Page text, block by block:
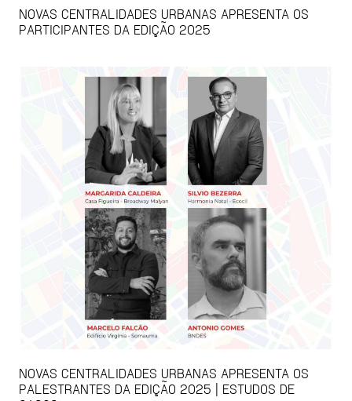
NOVAS CENTRALIDADES URBANAS APRESENTA OS
PARTICIPANTES DA EDIÇÃO 2025
NOVAS CENTRALIDADES URBANAS APRESENTA OS
PALESTRANTES DA EDIÇÃO 2025 | ESTUDOS DE